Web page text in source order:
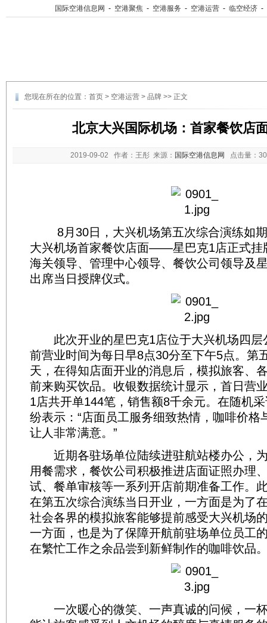
国际空港信息网 - 空港聚焦 - 空港服务 - 空港运营 - 临空经济 -
您现在所在的位置： 首页 > 空港运营 > 品牌 >> 正文
北京大兴国际机场：首家餐饮店
2019-09-02 作者：王彤 来源： 国际空港信息网 点击量：
8月30日，大兴机场第五次综合演练如期
大兴机场首家餐饮店面——星巴克1店正式挂
海关领导、管理中心领导、餐饮公司领导及
出席当日授牌仪式。
此次开业的星巴克1店位于大兴机场四层
前营业时间为每日早8点30分至下午5点。第
天，在得知店面开业的消息后，模拟旅客、
前来购买饮品。收银数据统计显示，首日营
1店共开单144笔，销售额8千余元。在随机
纷表示：“店面员工服务细致热情，咖啡价格
让人非常满意。”
近期各驻场单位陆续进驻航站楼办公，
用餐需求，餐饮公司积极推进店面证照办理
试、餐单审核等一系列开店前期准备工作。
在第五次综合演练当日开业，一方面是为了
社会各界的模拟旅客能够提前感受大兴机场
一方面，也是为了保障开航前驻场单位员工
在繁忙工作之余品尝到新鲜制作的咖啡饮品
一次暖心的微笑、一声真诚的问候，一